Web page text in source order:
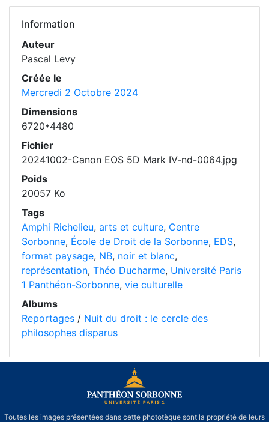
Information
Auteur
Pascal Levy
Créée le
Mercredi 2 Octobre 2024
Dimensions
6720*4480
Fichier
20241002-Canon EOS 5D Mark IV-nd-0064.jpg
Poids
20057 Ko
Tags
Amphi Richelieu, arts et culture, Centre
Sorbonne, École de Droit de la Sorbonne, EDS,
format paysage, NB, noir et blanc,
représentation, Théo Ducharme, Université Paris
1 Panthéon-Sorbonne, vie culturelle
Albums
Reportages / Nuit du droit : le cercle des
philosophes disparus
Toutes les images présentées dans cette phototèque sont la propriété de leurs